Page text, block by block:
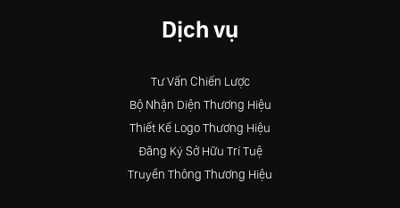
Dịch vụ
Tư Vấn Chiến Lược
Bộ Nhận Diện Thương Hiệu
Thiết Kế Logo Thương Hiệu
Đăng Ký Sở Hữu Trí Tuệ
Truyền Thông Thương Hiệu